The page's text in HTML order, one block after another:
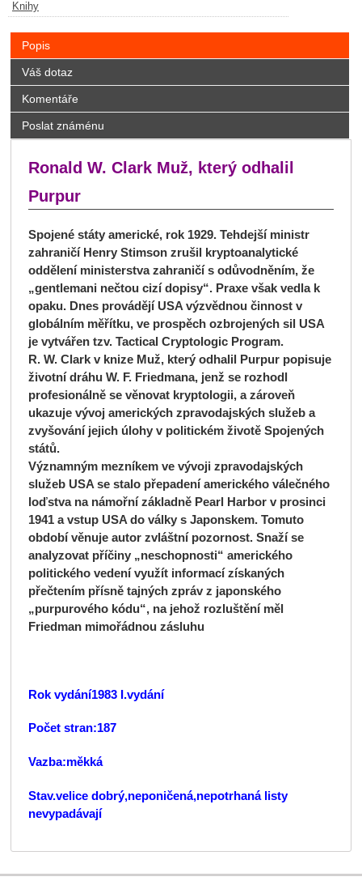
Knihy
Popis
Váš dotaz
Komentáře
Poslat známénu
Ronald W. Clark Muž, který odhalil
Purpur
Spojené státy americké, rok 1929. Tehdejší ministr
zahraničí Henry Stimson zrušil kryptoanalytické
oddělení ministerstva zahraničí s odůvodněním, že
„gentlemani nečtou cizí dopisy“. Praxe však vedla k
opaku. Dnes provádějí USA výzvědnou činnost v
globálním měřítku, ve prospěch ozbrojených sil USA
je vytvářen tzv. Tactical Cryptologic Program.
R. W. Clark v knize Muž, který odhalil Purpur popisuje
životní dráhu W. F. Friedmana, jenž se rozhodl
profesionálně se věnovat kryptologii, a zároveň
ukazuje vývoj amerických zpravodajských služeb a
zvyšování jejich úlohy v politickém životě Spojených
států.
Významným mezníkem ve vývoji zpravodajských
služeb USA se stalo přepadení amerického válečného
loďstva na námořní základně Pearl Harbor v prosinci
1941 a vstup USA do války s Japonskem. Tomuto
období věnuje autor zvláštní pozornost. Snaží se
analyzovat příčiny „neschopnosti“ amerického
politického vedení využít informací získaných
přečtením přísně tajných zpráv z japonského
„purpurového kódu“, na jehož rozluštění měl
Friedman mimořádnou zásluhu
Rok vydání1983 I.vydání
Počet stran:187
Vazba:měkká
Stav.velice dobrý,neponičená,nepotrhaná listy
nevypadávají